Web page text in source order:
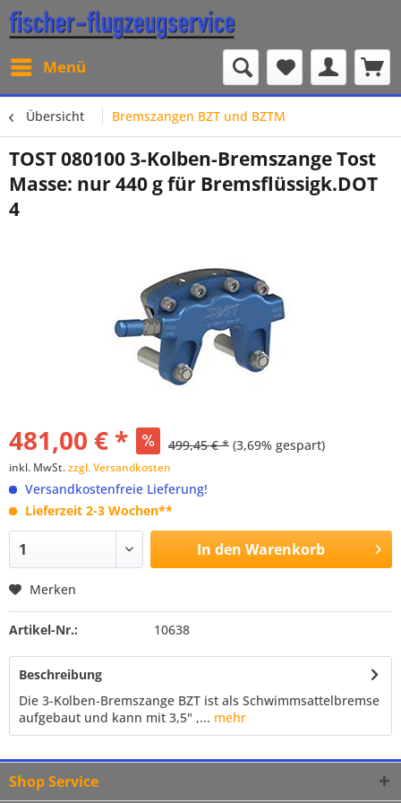
Menü
Übersicht Bremszangen BZT und BZTM
TOST 080100 3-Kolben-Bremszange Tost
Masse: nur 440 g für Bremsflüssigk.DOT
4
481,00 € * 499,45 € * (3,69% gespart)
inkl. MwSt.zzgl. Versandkosten
Versandkostenfreie Lieferung!
Lieferzeit 2-3 Wochen**
In den Warenkorb
Merken
Artikel-Nr.: 10638
Beschreibung
Die 3-Kolben-Bremszange BZT ist als Schwimmsattelbremse
aufgebaut und kann mit 3,5" ,... mehr
Shop Service